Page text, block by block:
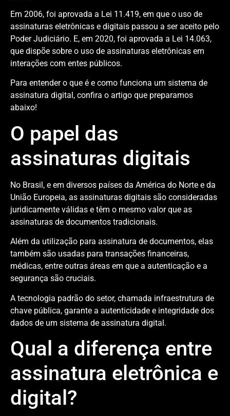
Em 2006, foi aprovada a Lei 11.419, em que o uso de
assinaturas eletrônicas e digitais passou a ser aceito pelo
Poder Judiciário. E, em 2020, foi aprovada a Lei 14.063,
que dispõe sobre o uso de assinaturas eletrônicas em
interações com entes públicos.
Para entender o que é e como funciona um sistema de
assinatura digital, confira o artigo que preparamos
abaixo!
O papel das
assinaturas digitais
No Brasil, e em diversos países da América do Norte e da
União Europeia, as assinaturas digitais são consideradas
juridicamente válidas e têm o mesmo valor que as
assinaturas de documentos tradicionais.
Além da utilização para assinatura de documentos, elas
também são usadas ​​para transações financeiras,
médicas, entre outras áreas em que a autenticação e a
segurança são cruciais.
A tecnologia padrão do setor, chamada infraestrutura de
chave pública, garante a autenticidade e integridade dos
dados de um sistema de assinatura digital.
Qual a diferença entre
assinatura eletrônica e
digital?